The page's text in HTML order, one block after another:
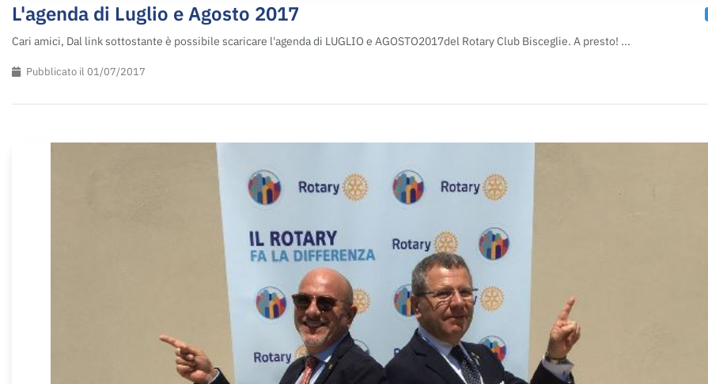
L'agenda di Luglio e Agosto 2017
Cari amici, Dal link sottostante è possibile scaricare l'agenda di LUGLIO e AGOSTO2017del Rotary Club Bisceglie. A presto! ...
Pubblicato il 01/07/2017